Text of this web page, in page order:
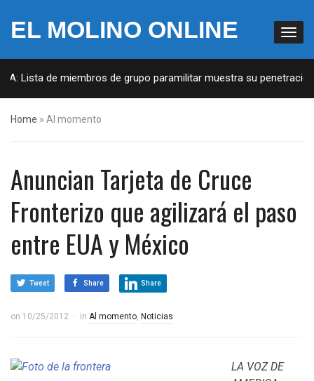
EL MOLINO ONLINE
Lista de miembros de grupo paramilitar muestra su penetración
Home » Al momento
Anuncian Tarjeta de Cruce
Fronterizo que agilizará el paso
entre EUA y México
Tweet Share Share
on 10/25/2012 in Al momento, Noticias
LA VOZ DE